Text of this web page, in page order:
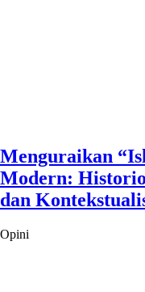
Menguraikan
Modern:
dan
Opini